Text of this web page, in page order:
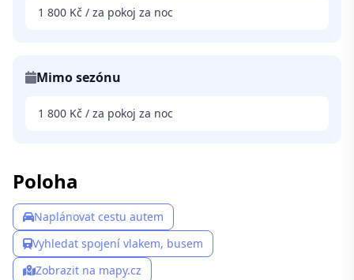
1 800 Kč / za pokoj za noc
Mimo sezónu
1 800 Kč / za pokoj za noc
Poloha
Naplánovat cestu autem
Vyhledat spojení vlakem, busem
Zobrazit na mapy.cz